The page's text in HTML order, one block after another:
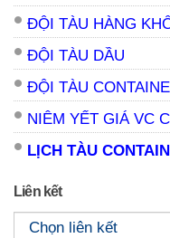
ĐỘI TÀU HÀNG
ĐỘI TÀU DẦU
ĐỘI TÀU
NIÊM YẾT GIÁ VC
LỊCH TÀU
Liên kết